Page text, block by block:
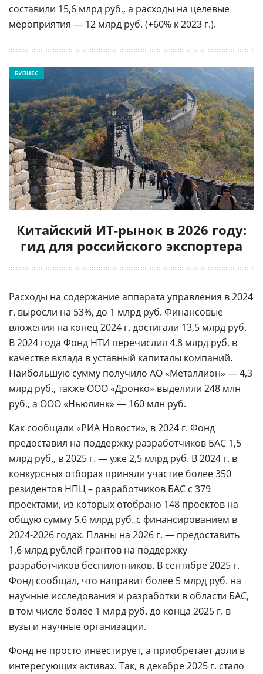
составили 15,6 млрд руб., а расходы на целевые
мероприятия — 12 млрд руб. (+60% к 2023 г.).
Китайский ИТ-рынок в 2026 году:
гид для российского экспортера
БИЗНЕС
Расходы на содержание аппарата управления в 2024
г. выросли на 53%, до 1 млрд руб. Финансовые
вложения на конец 2024 г. достигали 13,5 млрд руб.
В 2024 года Фонд НТИ перечислил 4,8 млрд руб. в
качестве вклада в уставный капиталы компаний.
Наибольшую сумму получило АО «Металлион» — 4,3
млрд руб., также ООО «Дронко» выделили 248 млн
руб., а ООО «Ньюлинк» — 160 млн руб.
Как сообщали «РИА Новости», в 2024 г. Фонд
предоставил на поддержку разработчиков БАС 1,5
млрд руб., в 2025 г. — уже 2,5 млрд руб. В 2024 г. в
конкурсных отборах приняли участие более 350
резидентов НПЦ – разработчиков БАС с 379
проектами, из которых отобрано 148 проектов на
общую сумму 5,6 млрд руб. с финансированием в
2024-2026 годах. Планы на 2026 г. — предоставить
1,6 млрд рублей грантов на поддержку
разработчиков беспилотников. В сентябре 2025 г.
Фонд сообщал, что направит более 5 млрд руб. на
научные исследования и разработки в области БАС,
в том числе более 1 млрд руб. до конца 2025 г. в
вузы и научные организации.
Фонд не просто инвестирует, а приобретает доли в
интересующих активах. Так, в декабре 2025 г. стало